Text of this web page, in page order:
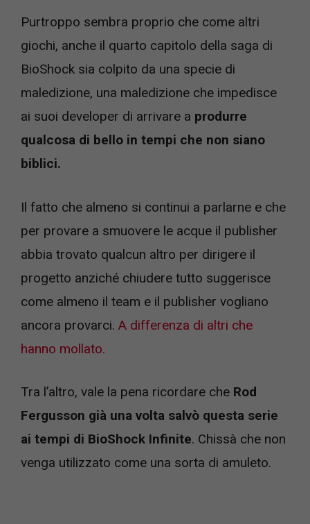
Purtroppo sembra proprio che come altri
giochi, anche il quarto capitolo della saga di
BioShock sia colpito da una specie di
maledizione, una maledizione che impedisce
ai suoi developer di arrivare a produrre
qualcosa di bello in tempi che non siano
biblici.
Il fatto che almeno si continui a parlarne e che
per provare a smuovere le acque il publisher
abbia trovato qualcun altro per dirigere il
progetto anziché chiudere tutto suggerisce
come almeno il team e il publisher vogliano
ancora provarci. A differenza di altri che
hanno mollato.
Tra l’altro, vale la pena ricordare che Rod
Fergusson già una volta salvò questa serie
ai tempi di BioShock Infinite. Chissà che non
venga utilizzato come una sorta di amuleto.